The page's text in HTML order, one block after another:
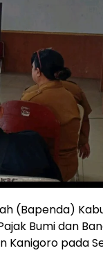
(Bapenda)
Bumi dan
Kanigoro pada